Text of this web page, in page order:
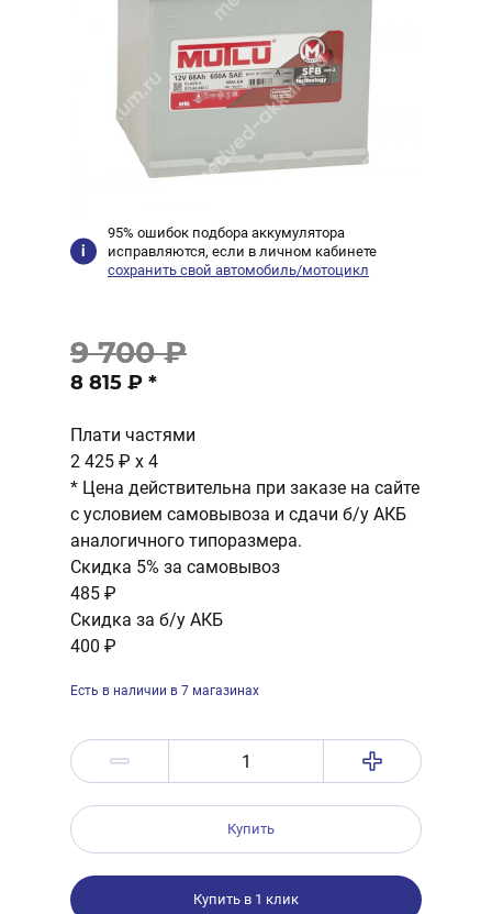
95% ошибок подбора аккумулятора
исправляются, если в личном кабинете
сохранить свой автомобиль/мотоцикл
9 700 ₽
8 815 ₽ *
Плати частями
2 425 ₽ x 4
* Цена действительна при заказе на сайте
с условием самовывоза и сдачи б/у АКБ
аналогичного типоразмера.
Скидка 5% за самовывоз
485 ₽
Скидка за б/у АКБ
400 ₽
Есть в наличии в 7 магазинах
Купить
Купить в 1 клик